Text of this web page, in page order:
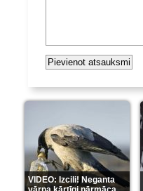
VIDEO: Izcili! Neganta